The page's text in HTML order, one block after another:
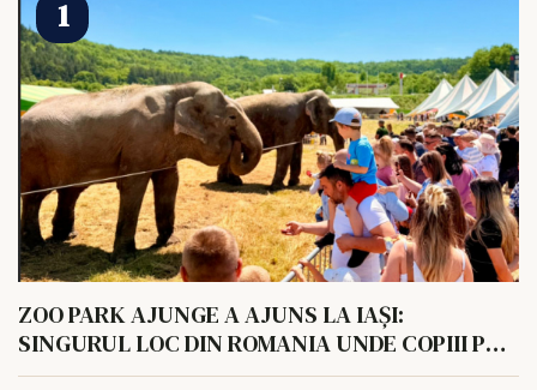
ZOO PARK AJUNGE A AJUNS LA IAȘI:
SINGURUL LOC DIN ROMANIA UNDE COPIII POT
HRANI UN ELEFANT